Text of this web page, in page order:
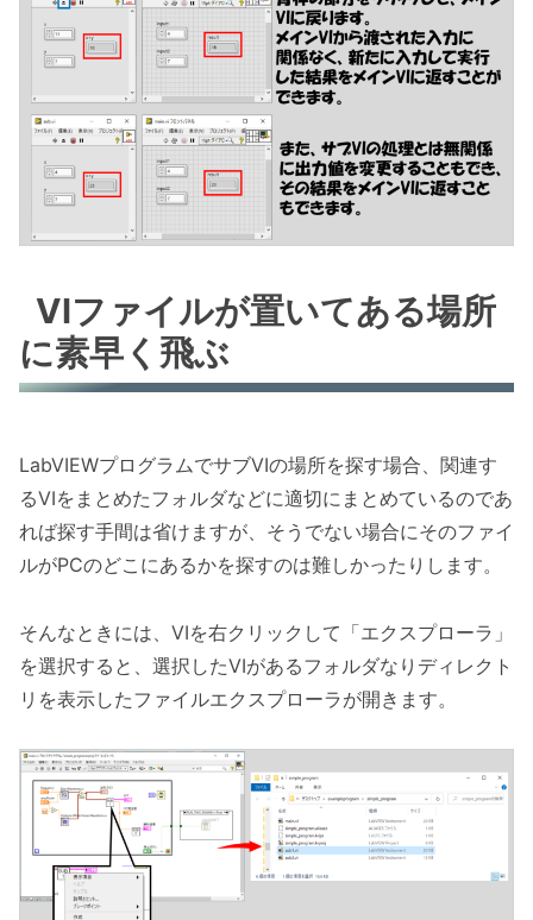
VIファイルが置いてある場所
に素早く飛ぶ
LabVIEWプログラムでサブVIの場所を探す場合、関連す
るVIをまとめたフォルダなどに適切にまとめているのであ
れば探す手間は省けますが、そうでない場合にそのファイ
ルがPCのどこにあるかを探すのは難しかったりします。
そんなときには、VIを右クリックして「エクスプローラ」
を選択すると、選択したVIがあるフォルダなりディレクト
リを表示したファイルエクスプローラが開きます。